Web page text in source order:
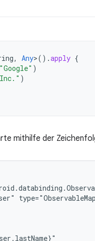
, Any>().apply {
"Google" )
)
mithilfe der